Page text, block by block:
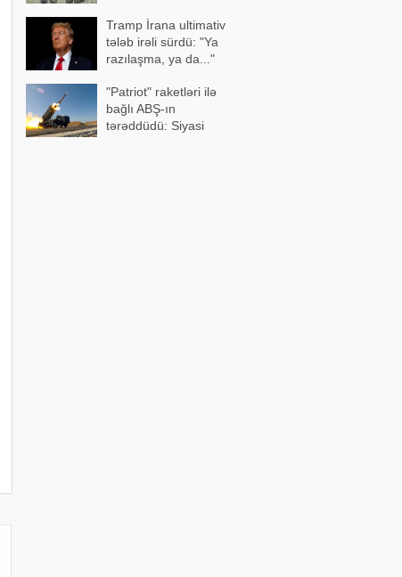
Tramp İrana ultimativ
tələb irəli sürdü: "Ya
razılaşma, ya da..."
"Patriot" raketləri ilə
bağlı ABŞ-ın
tərəddüdü: Siyasi